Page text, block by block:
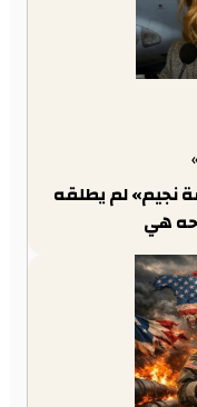
نجيم» لم يطلقه
هي